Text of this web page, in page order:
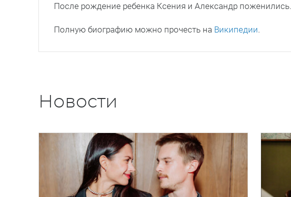
После рождение ребенка Ксения и Александр поженились.
Полную биографию можно прочесть на Википедии.
Новости